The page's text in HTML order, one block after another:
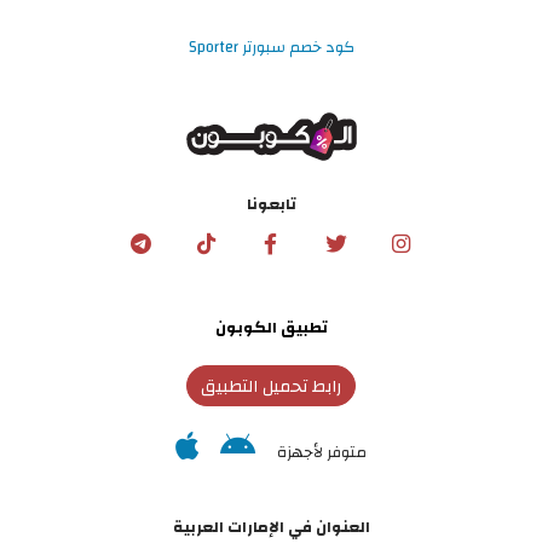
كود خصم سبورتر Sporter
تابعونا
تطبيق الكوبون
رابط تحميل التطبيق
متوفر لأجهزة
العنوان في الإمارات العربية